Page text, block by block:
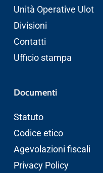
Unità Operative Ulot
Divisioni
Contatti
Ufficio stampa
Documenti
Statuto
Codice etico
Agevolazioni fiscali
Privacy Policy